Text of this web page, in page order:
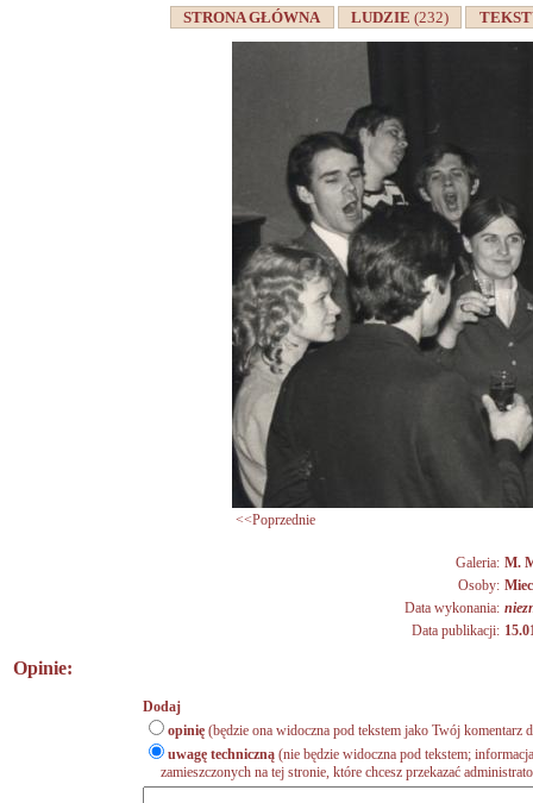
STRONA GŁÓWNA LUDZIE(232)
<<Poprzednie
Galeria: M.
Osoby:
Data wykonania:
Data publikacji:
Opinie:
Dodaj
opinię (będzie ona widoczna pod tekstem jako Twój komentarz
uwagę techniczną (nie będzie widoczna pod tekstem;
zamieszczonych na tej stronie, które chcesz przekazać